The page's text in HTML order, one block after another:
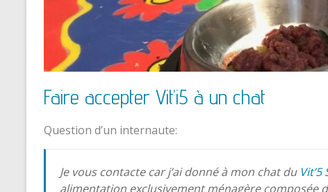
Faire accepter Vit’i5 à un chat
Question d’un internaute:
Je vous contacte car j’ai donné à mon chat du
alimentation exclusivement ménagère composée